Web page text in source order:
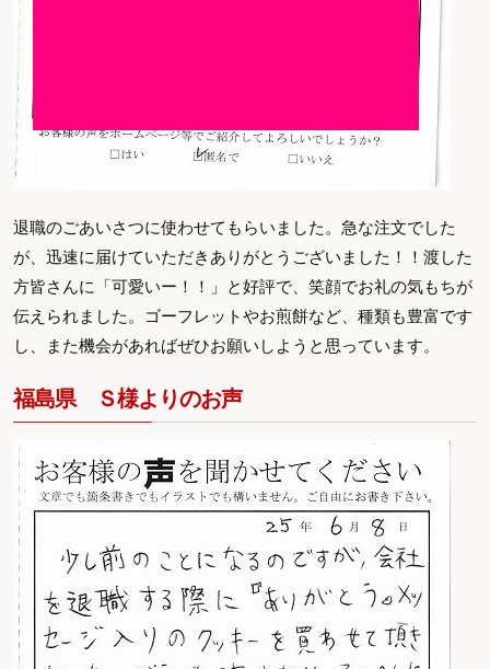
退職のごあいさつに使わせてもらいました。急な注文でした
が、迅速に届けていただきありがとうございました！！渡した
方皆さんに「可愛いー！！」と好評で、笑顔でお礼の気もちが
伝えられました。ゴーフレットやお煎餅など、種類も豊富です
し、また機会があればぜひお願いしようと思っています。
福島県 Ｓ様よりのお声